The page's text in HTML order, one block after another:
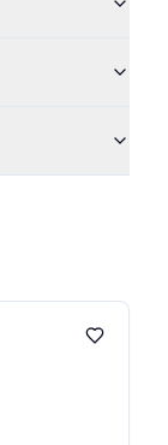
Lägg till